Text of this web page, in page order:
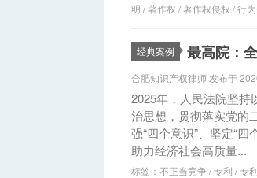
明 /著作权 /著作权侵权 /行
经典案例 最高院：
合肥知识产权律师 发布于
2025年，人民法院坚
治思想，贯彻落实党的
强“四个意识”、坚定“
助力经济社会高质量...
标签： 不正当竞争/专利 /专